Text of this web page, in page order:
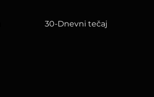
30-Dnevni tečaj